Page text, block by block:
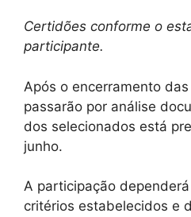
Certidões conforme o
participante.
Após o encerramento
passarão por análise
dos selecionados está
junho.
A participação
critérios estabelecidos e